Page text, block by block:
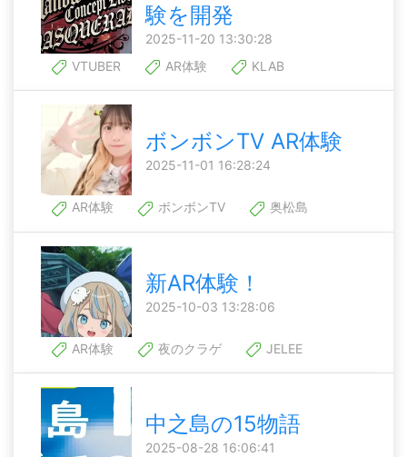
験を開発
2025-11-20 13:30:28
VTUBER
AR体験 KLAB
ボンボンTV AR体験
2025-11-01 16:28:24
AR体験 ボンボンTV 奥松島
新AR体験！
2025-10-03 13:28:06
AR体験 夜のクラゲ JELEE
中之島の15物語
2025-08-28 16:06:41